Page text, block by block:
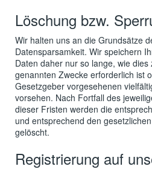
Löschung bzw.
Wir halten uns an die Grundsätze
Datensparsamkeit. Wir speichern
Daten daher nur so lange, wie
genannten Zwecke erforderlich ist
Gesetzgeber vorgesehenen
vorsehen. Nach Fortfall des
dieser Fristen werden die
und entsprechend den
gelöscht.
Registrierung auf